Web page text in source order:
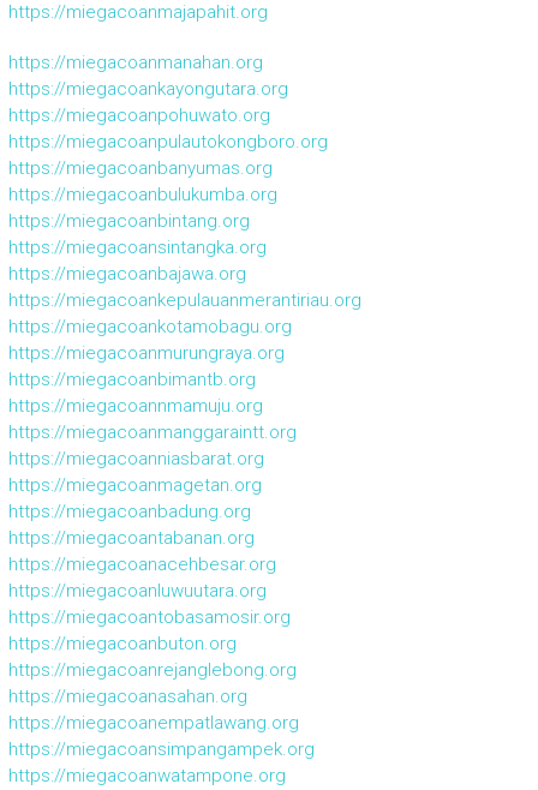
https://miegacoanmajapahit.org
https://miegacoanmanahan.org
https://miegacoankayongutara.org
https://miegacoanpohuwato.org
https://miegacoanpulautokongboro.org
https://miegacoanbanyumas.org
https://miegacoanbulukumba.org
https://miegacoanbintang.org
https://miegacoansintangka.org
https://miegacoanbajawa.org
https://miegacoankepulauanmerantiriau.org
https://miegacoankotamobagu.org
https://miegacoanmurungraya.org
https://miegacoanbimantb.org
https://miegacoannmamuju.org
https://miegacoanmanggaraintt.org
https://miegacoanniasbarat.org
https://miegacoanmagetan.org
https://miegacoanbadung.org
https://miegacoantabanan.org
https://miegacoanacehbesar.org
https://miegacoanluwuutara.org
https://miegacoantobasamosir.org
https://miegacoanbuton.org
https://miegacoanrejanglebong.org
https://miegacoanasahan.org
https://miegacoanempatlawang.org
https://miegacoansimpangampek.org
https://miegacoanwatampone.org